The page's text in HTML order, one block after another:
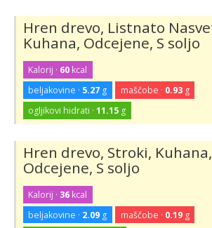
Hren drevo, Listnato
Kuhana, Odcejene, S soljo
Kalorij · 60 kcal
beljakovine · 5.27 g maščobe · 0.93g
ogljikovi hidrati ·11.15 g
Hren drevo, Stroki,
Odcejene, S soljo
Kalorij · 36 kcal
beljakovine · 2.09 g maščobe · 0.19g